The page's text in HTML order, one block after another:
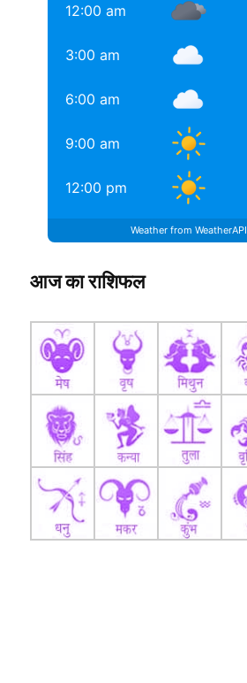
12:00 am
3:00 am
6:00 am
9:00 am
12:00 pm
Weather from WeatherAPI
आज का राशिफल